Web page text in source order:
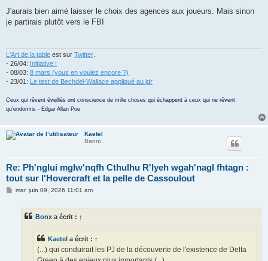
J'aurais bien aimé laisser le choix des agences aux joueurs. Mais sinon
je partirais plutôt vers le FBI
L'Art de la table est sur Twitter.
- 26/04: Initiative !
- 08/03: 8 mars (vous en voulez encore ?)
- 23/01: Le test de Bechdel-Wallace appliqué au jdr
Ceux qui rêvent éveillés ont conscience de mille choses qui échappent à ceux qui ne rêvent
qu'endormis - Edgar Allan Poe
Kaetel
Banni
Re: Ph'nglui mglw'nqfh Cthulhu R'lyeh wgah'nagl fhtagn :
tout sur l'Hovercraft et la pelle de Cassoulout
Mmar. juin 09, 2026 11:01 am
Bonx a écrit : ↑
Kaetel a écrit : ↑
(...) qui conduirait les PJ de la découverte de l'existence de Delta